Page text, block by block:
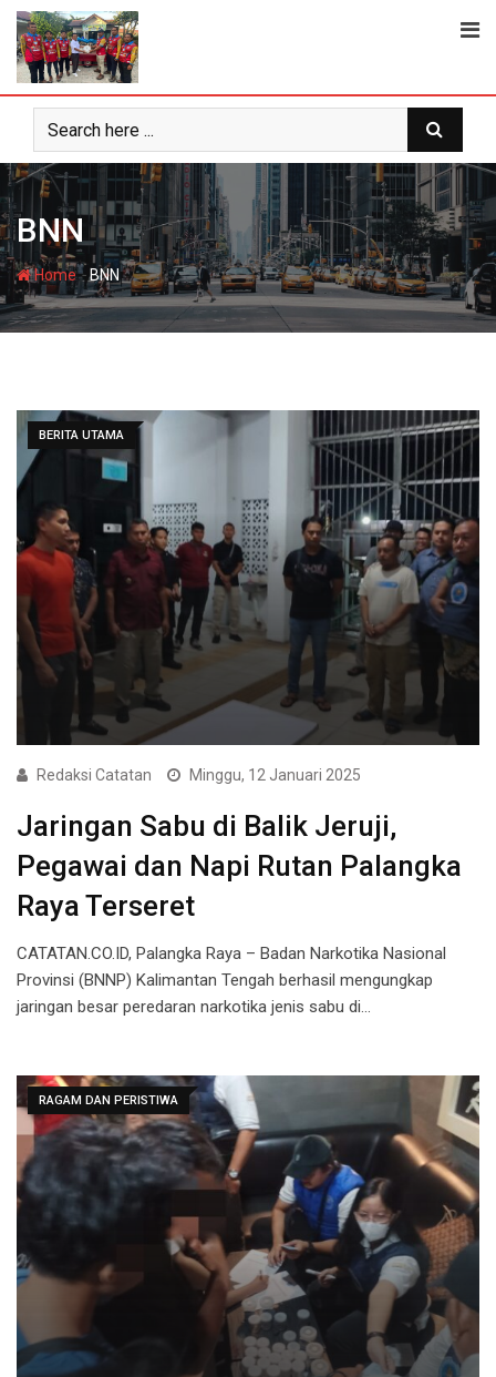
Skip
content
BNN
Home-BNN
BERITA UTAMA
Redaksi Catatan Minggu, 12 Januari 2025
Jaringan Sabu di Balik Jeruji,
Pegawai dan Napi Rutan Palangka
Raya Terseret
CATATAN.CO.ID, Palangka Raya – Badan Narkotika Nasional
Provinsi (BNNP) Kalimantan Tengah berhasil mengungkap
jaringan besar peredaran narkotika jenis sabu di…
RAGAM DAN PERISTIWA